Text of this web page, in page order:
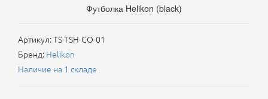
Футболка Helikon (black)
Артикул:TS-TSH-CO-01
Бренд: Helikon
Наличие на 1 складе